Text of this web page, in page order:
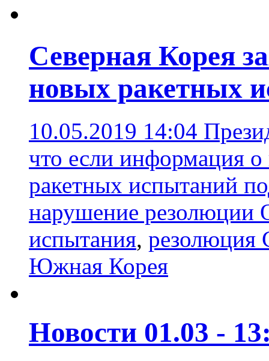
Северная Корея
новых ракетных
10.05.2019 14:04
что если информация
ракетных испытаний
нарушение
испытания, резолюция
Южная Корея
Новости 01.03 -